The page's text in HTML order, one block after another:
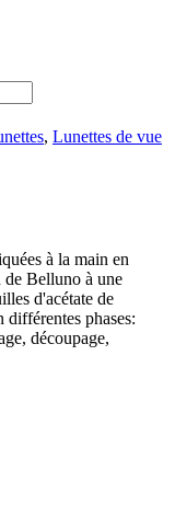
, Lunettes de vue
à la main en
de Belluno à une
d'acétate de
différentes phases:
découpage,